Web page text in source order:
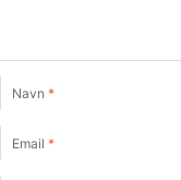
Navn *
Email *